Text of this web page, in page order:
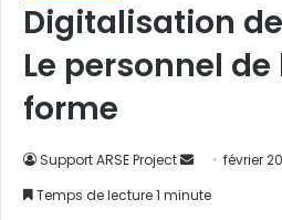
Digitalisation
Le personnel de
forme
Support ARSE Project
n
février
Temps de lecture 1 minute